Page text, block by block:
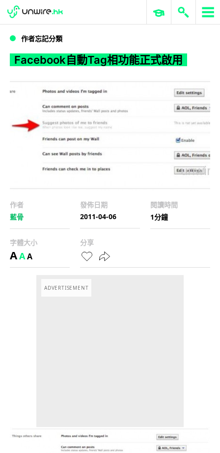
Facebook自動Tag相功能正式啟用
WWDC 2026 ERP 與商業 AI
作者忘記分類
Facebook自動Tag相功能正式啟用
作者
藍骨
發佈日期
2011-04-06
閱讀時間
1分鐘
字體大小
AAA
分享
ADVERTISEMENT